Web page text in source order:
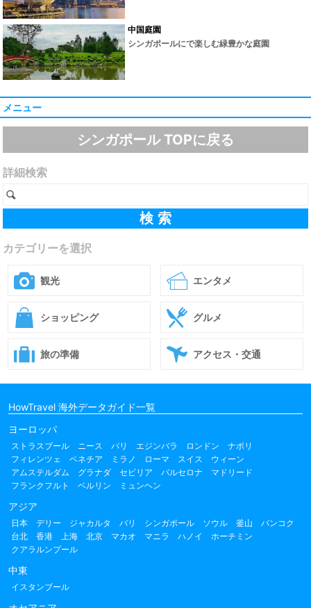
中国庭園
シンガポールにで楽しむ緑豊かな庭園
メニュー
シンガポール TOPに戻る
詳細検索
カテゴリーを選択
観光 エンタメ
ショッピング グルメ
旅の準備 アクセス・交通
HowTravel 海外データガイド一覧
ヨーロッパ
ストラスブール ニース パリ エジンバラ ロンドン
ナポリ
フィレンツェ
ベネチア ミラノ ローマ スイス
ウィーン
アムステルダム
グラナダ セビリア バルセロナ
マドリード
フランクフルト
ベルリン ミュンヘン
アジア
日本 デリー ジャカルタ バリ シンガポール ソウル 釜山
バンコク
台北
香港 上海 北京 マカオ マニラ ハノイ
ホーチミン
クアラルンプール
中東
イスタンブール